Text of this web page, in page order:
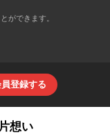
ができます。
登録する
想い